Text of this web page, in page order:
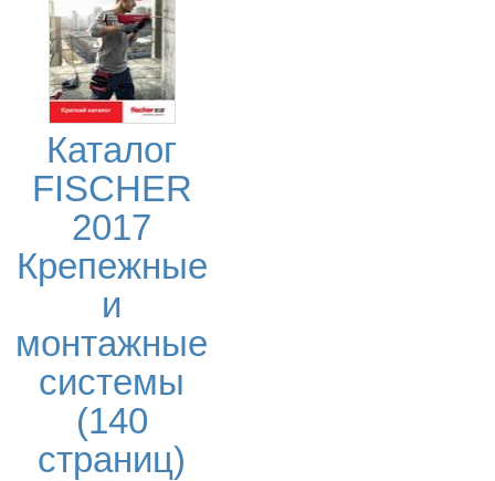
Каталог
FISCHER
2017
Крепежные
и
монтажные
системы
(140
страниц)